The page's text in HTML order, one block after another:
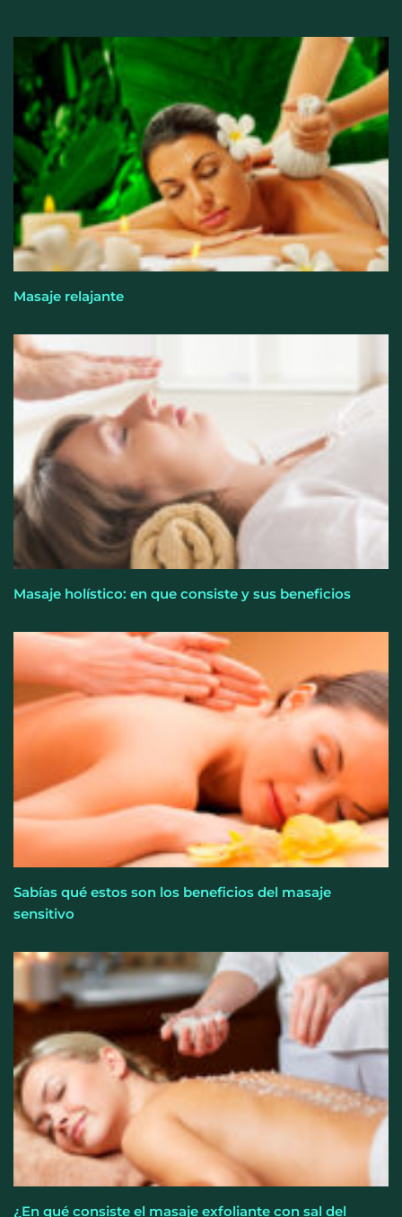
selección de perfumería nicho
Allianz: el calor dispara los siniestros del hogar en
España
Masaje relajante
Masaje holístico: en que consiste y sus beneficios
Sabías qué estos son los beneficios del masaje
sensitivo
¿En qué consiste el masaje exfoliante con sal del